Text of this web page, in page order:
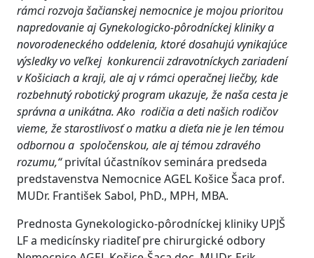
rámci rozvoja šačianskej nemocnice je mojou prioritou
napredovanie aj Gynekologicko-pôrodníckej kliniky a
novorodeneckého oddelenia, ktoré dosahujú vynikajúce
výsledky vo veľkej konkurencii zdravotníckych zariadení
v Košiciach a kraji, ale aj v rámci operačnej liečby, kde
rozbehnutý robotický program ukazuje, že naša cesta je
správna a unikátna. Ako rodičia a deti našich rodičov
vieme, že starostlivosť o matku a dieťa nie je len témou
odbornou a spoločenskou, ale aj témou zdravého
rozumu,“privítal účastníkov seminára predseda
predstavenstva Nemocnice AGEL Košice Šaca prof.
MUDr. František Sabol, PhD., MPH, MBA.
Prednosta Gynekologicko-pôrodníckej kliniky UPJŠ
LF a medicínsky riaditeľ pre chirurgické odbory